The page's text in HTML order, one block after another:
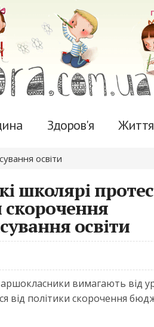
Здоров'я Життя
освіти
школярі
освіти
вимагають від
від політики скорочення